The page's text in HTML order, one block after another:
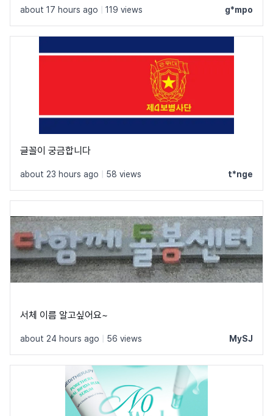
about 17 hours ago 119 views g*mpo
글꼴이 궁금합니다
about 23 hours ago 58 views t*nge
서체 이름 알고싶어요~
about 24 hours ago 56 views MySJ